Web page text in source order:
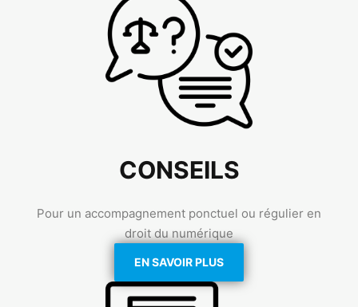
CONSEILS
Pour un accompagnement ponctuel ou régulier en
droit du numérique
EN SAVOIR PLUS